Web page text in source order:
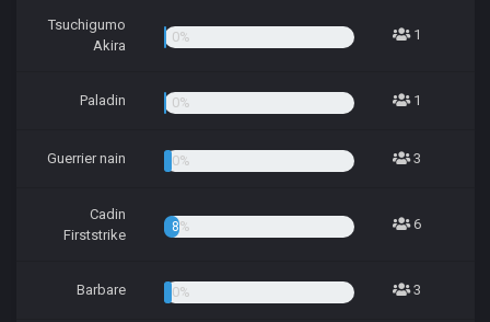
Tsuchigumo
Akira
1.35% 1
Paladin 1.35% 1
Guerrier nain 4.05% 3
Cadin
Firststrike
8.11% 6
Barbare 4.05% 3